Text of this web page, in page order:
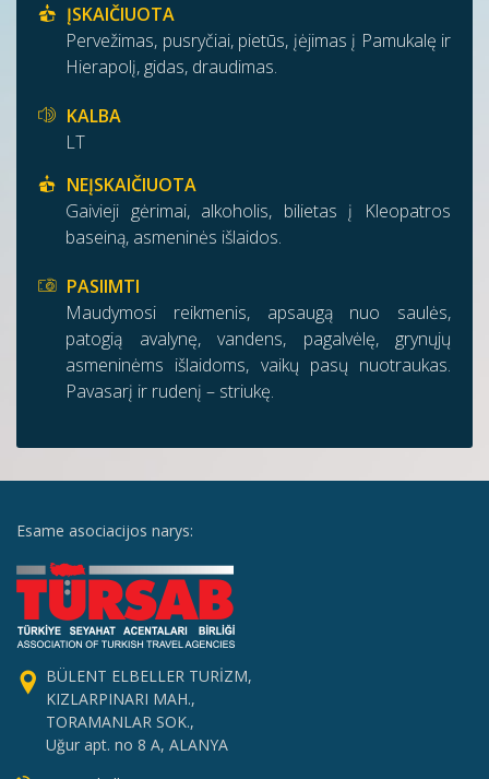
ĮSKAIČIUOTA
Pervežimas, pusryčiai, pietūs, įėjimas į Pamukalę ir
Hierapolį, gidas, draudimas.
KALBA
LT
NEĮSKAIČIUOTA
Gaivieji gėrimai, alkoholis, bilietas į Kleopatros
baseiną, asmeninės išlaidos.
PASIIMTI
Maudymosi reikmenis, apsaugą nuo saulės,
patogią avalynę, vandens, pagalvėlę, grynųjų
asmeninėms išlaidoms, vaikų pasų nuotraukas.
Pavasarį ir rudenį – striukę.
Esame asociacijos narys:
BÜLENT ELBELLER TURİZM,
KIZLARPINARI MAH.,
TORAMANLAR SOK.,
Uğur apt. no 8 A, ALANYA